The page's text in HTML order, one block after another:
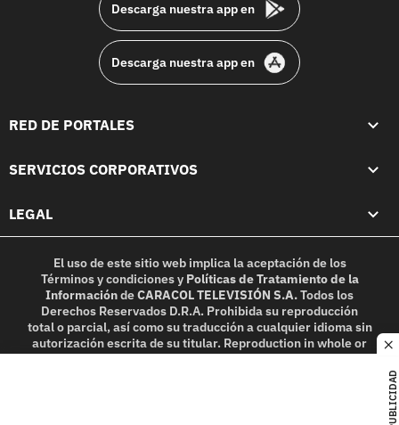
PUBLICIDAD
Descarga nuestra app en
Descarga nuestra app en
RED DE PORTALES
SERVICIOS CORPORATIVOS
LEGAL
El uso de este sitio web implica la aceptación de los
Términos y condicionesy Políticas de Tratamiento de la
InformacióndeCARACOL TELEVISIÓN S.A.Todos los
Derechos Reservados D.R.A. Prohibida su reproducción
total o parcial, así como su traducción a cualquier idioma sin
autorización escrita de su titular. Reproduction in whole or
in part, or translation without written permission is